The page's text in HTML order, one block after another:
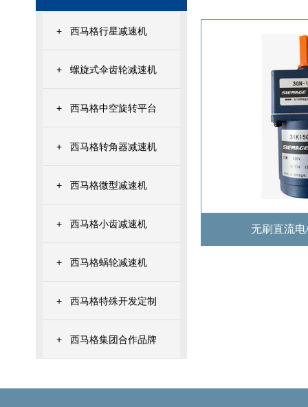
+ 西马格行星减速机
+ 螺旋式伞齿轮减速机
+ 西马格中空旋转平台
+ 西马格转角器减速机
+ 西马格微型减速机
+ 西马格小齿减速机
+ 西马格蜗轮减速机
+ 西马格特殊开发定制
+ 西马格集团合作品牌
无刷直流